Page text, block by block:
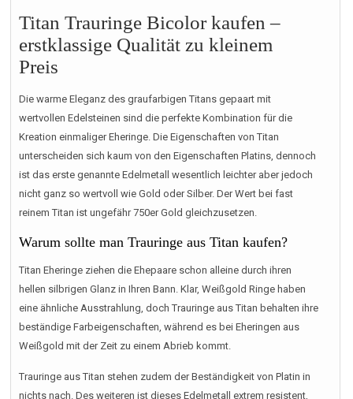
Titan Trauringe Bicolor kaufen –
erstklassige Qualität zu kleinem
Preis
Die warme Eleganz des graufarbigen Titans gepaart mit
wertvollen Edelsteinen sind die perfekte Kombination für die
Kreation einmaliger Eheringe. Die Eigenschaften von Titan
unterscheiden sich kaum von den Eigenschaften Platins, dennoch
ist das erste genannte Edelmetall wesentlich leichter aber jedoch
nicht ganz so wertvoll wie Gold oder Silber. Der Wert bei fast
reinem Titan ist ungefähr 750er Gold gleichzusetzen.
Warum sollte man Trauringe aus Titan kaufen?
Titan Eheringe ziehen die Ehepaare schon alleine durch ihren
hellen silbrigen Glanz in Ihren Bann. Klar, Weißgold Ringe haben
eine ähnliche Ausstrahlung, doch Trauringe aus Titan behalten ihre
beständige Farbeigenschaften, während es bei Eheringen aus
Weißgold mit der Zeit zu einem Abrieb kommt.
Trauringe aus Titan stehen zudem der Beständigkeit von Platin in
nichts nach. Des weiteren ist dieses Edelmetall extrem resistent,